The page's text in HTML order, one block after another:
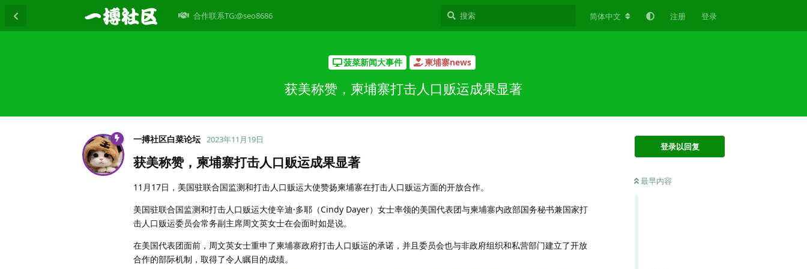
合作联系TG:@seo8686 简体中文 注册 登录
菠菜新闻大事件 柬埔寨news
获美称赞，柬埔寨打击人口贩运成果显著
登录以回复
最早内容
一搏社区白菜论坛 2023年11月19日
获美称赞，柬埔寨打击人口贩运成果显著
11月17日，美国驻联合国监测和打击人口贩运大使赞扬柬埔寨在打击人口贩运方面的开放合作。
美国驻联合国监测和打击人口贩运大使辛迪·多耶（Cindy Dayer）女士率领的美国代表团与柬埔寨内政部国务秘书兼国家打
击人口贩运委员会常务副主席周文英女士在会面时如是说。
在美国代表团面前，周文英女士重申了柬埔寨政府打击人口贩运的承诺，并且委员会也与非政府组织和私营部门建立了开放
合作的部际机制，取得了令人瞩目的成绩。